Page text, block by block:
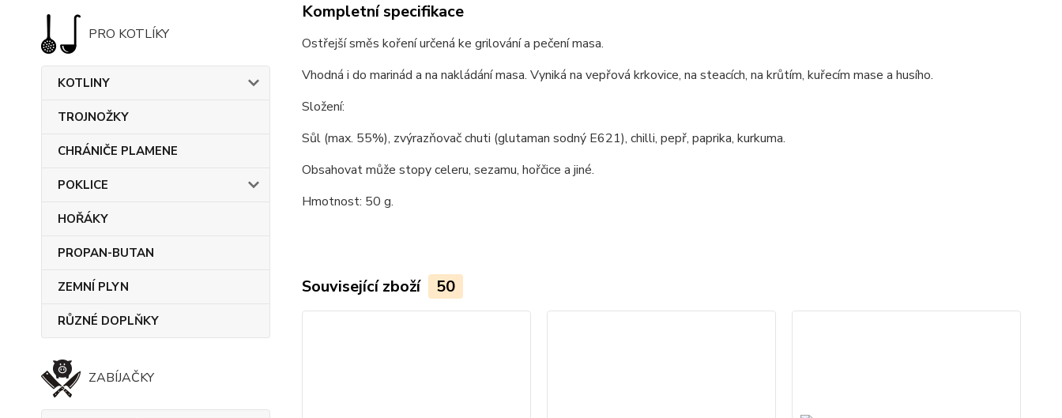
PRO KOTLÍKY
KOTLINY
TROJNOŽKY
CHRÁNIČE PLAMENE
POKLICE
HOŘÁKY
PROPAN-BUTAN
ZEMNÍ PLYN
RŮZNÉ DOPLŇKY
ZABÍJAČKY
Kompletní specifikace
Ostřejší směs koření určená ke grilování a pečení masa.
Vhodná i do marinád a na nakládání masa. Vyniká na vepřová krkovice, na steacích, na krůtím, kuřecím mase a husího.
Složení:
Sůl (max. 55%), zvýrazňovač chuti (glutaman sodný E621), chilli, pepř, paprika, kurkuma.
Obsahovat může stopy celeru, sezamu, hořčice a jiné.
Hmotnost: 50 g.
Související zboží 50